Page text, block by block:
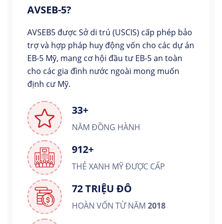
AVSEB-5?
AVSEB5 được Sở di trú (USCIS) cấp phép bảo
trợ và hợp pháp huy động vốn cho các dự án
EB-5 Mỹ, mang cơ hội đầu tư EB-5 an toàn
cho các gia đình nước ngoài mong muốn
định cư Mỹ.
33+
NĂM ĐỒNG HÀNH
912+
THẺ XANH MỸ ĐƯỢC CẤP
72 TRIỆU ĐÔ
HOÀN VỐN TỪ NĂM 2018